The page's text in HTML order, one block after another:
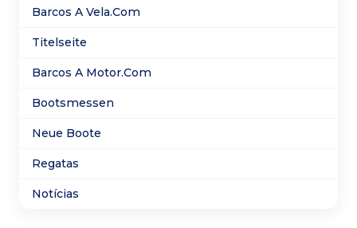
mejoras tanto técnicas como estéticas lo que la
Barcos A Vela.Com
Titelseite
Barcos A Motor.Com
Bootsmessen
Neue Boote
Regatas
Notícias